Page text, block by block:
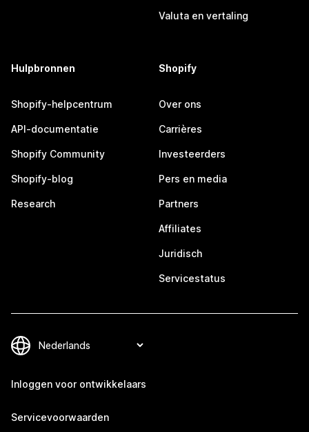
Valuta en vertaling
Hulpbronnen
Shopify-helpcentrum
API-documentatie
Shopify Community
Shopify-blog
Research
Shopify
Over ons
Carrières
Investeerders
Pers en media
Partners
Affiliates
Juridisch
Servicestatus
Inloggen voor ontwikkelaars
Servicevoorwaarden